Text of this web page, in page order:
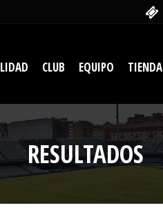
CLUB EQUIPO TIENDA
RESULTADOS